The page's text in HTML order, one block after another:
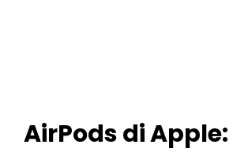
AirPods di